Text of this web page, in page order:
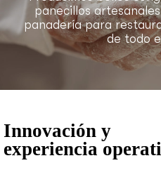
panecillos
panadería para
de todo
Innovación y
experiencia